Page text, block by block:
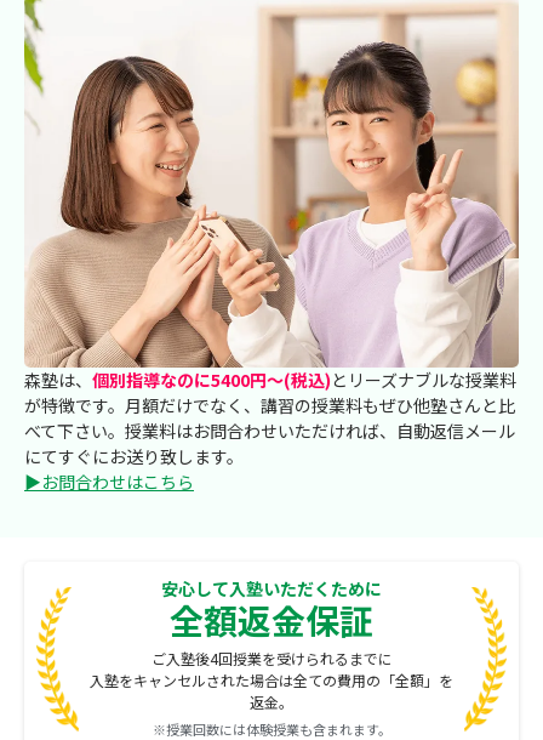
森塾は、 個別指導なのに5400円～(税込)とリーズナブルな授業料
が特徴です。月額だけでなく、講習の授業料もぜひ他塾さんと比
べて下さい。授業料はお問合わせいただければ、自動返信メール
にてすぐにお送り致します。
▶お問合わせはこちら
安心して入塾いただくために
全額返金保証
ご入塾後4回授業を受けられるまでに
入塾をキャンセルされた場合は全ての費用の「全額」を
返金。
※授業回数には体験授業も含まれます。